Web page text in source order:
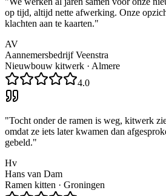
op tijd, altijd nette afwerking. Onze
klachten aan te kaarten."
AV
Aannemersbedrijf Veenstra
Nieuwbouw kitwerk · Almere
4.0
"Tocht onder de ramen is weg, kitwerk
omdat ze iets later kwamen dan
gebeld."
Hv
Hans van Dam
Ramen kitten · Groningen